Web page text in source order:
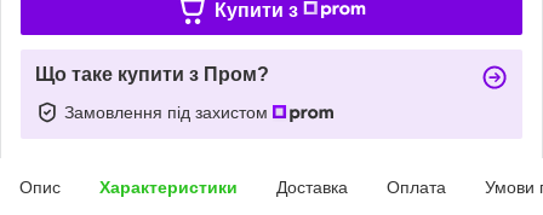
Купити з
Що таке купити з Пром?
Замовлення під захистом
Опис Характеристики Доставка Оплата Умови